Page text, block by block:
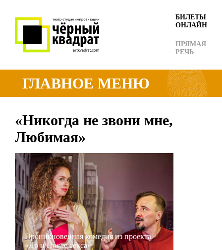
БИЛЕТЫ
ОНЛАЙН
ПРЯМАЯ
РЕЧЬ
ГЛАВНОЕ МЕНЮ
«Никогда не звони мне,
Любимая»
Проникновенная комедия из проекта
«До и После секса»